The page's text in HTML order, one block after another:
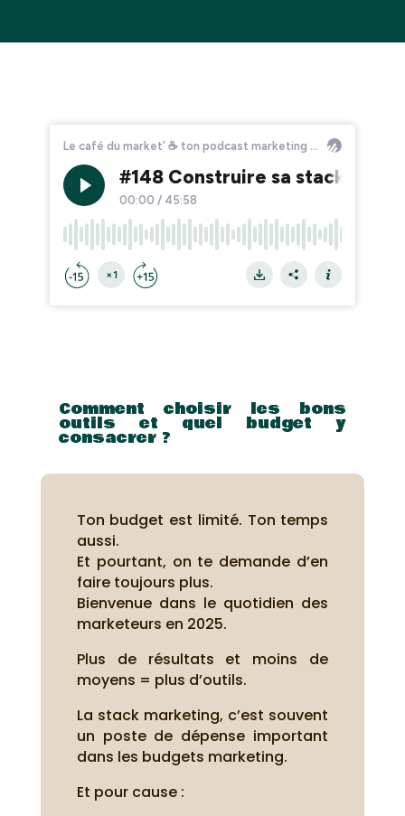
Comment choisir les bons
outils et quel budget y
consacrer ?
Ton budget est limité. Ton temps
aussi.
Et pourtant, on te demande d’en
faire toujours plus.
Bienvenue dans le quotidien des
marketeurs en 2025.
Plus de résultats et moins de
moyens = plus d’outils.
La stack marketing, c’est souvent
un poste de dépense important
dans les budgets marketing.
Et pour cause :